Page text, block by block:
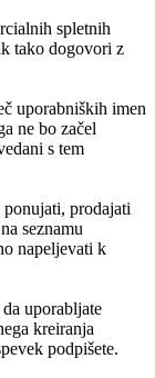
spletnih
tako dogovori z
uporabniških imen
ne bo začel
s tem
prodajati
seznamu
napeljevati k
uporabljate
kreiranja
podpišete.